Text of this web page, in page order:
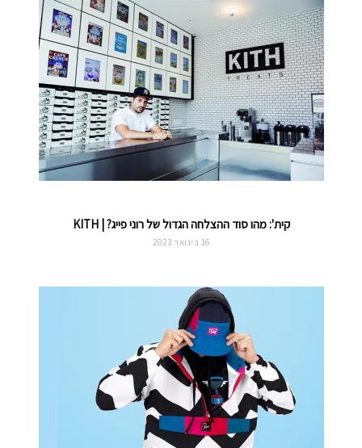
קית': מהו סוד ההצלחה הגדול של רוני פייג? | KITH
16 בינואר 2023